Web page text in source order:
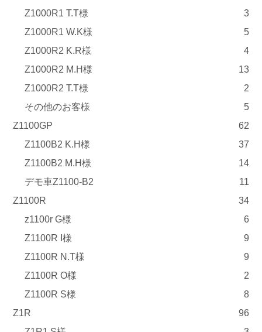
Z1000R1 T.T様
3
Z1000R1 W.K様
5
Z1000R2 K.R様
4
Z1000R2 M.H様
13
Z1000R2 T.T様
2
その他のお客様
5
Z1100GP
62
Z1100B2 K.H様
37
Z1100B2 M.H様
14
デモ車Z1100-B2
11
Z1100R
34
z1100r G様
6
Z1100R I様
9
Z1100R N.T様
9
Z1100R O様
2
Z1100R S様
8
Z1R
96